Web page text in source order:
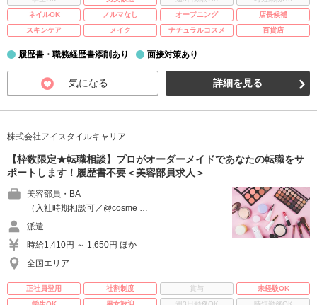
ネイルOK
ノルマなし オープニング
店長候補
スキンケア
メイク ナチュラルコスメ 百貨店
履歴書・職務経歴書添削あり 面接対策あり
気になる 詳細を見る
株式会社アイスタイルキャリア
【枠数限定★転職相談】プロがオーダーメイドであなたの転職をサ
ポートします！履歴書不要＜美容部員求人＞
美容部員・BA
（入社時期相談可／@cosme …
派遣
時給1,410円 ～ 1,650円 ほか
全国エリア
正社員登用 社割制度 賞与
未経験OK